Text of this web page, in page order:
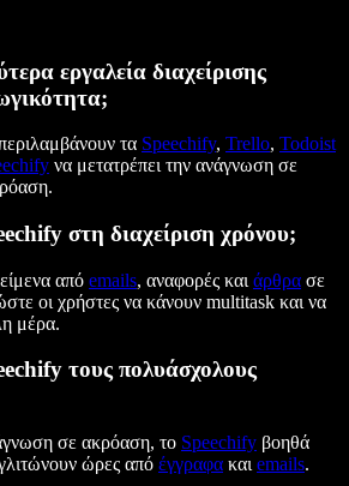
εργαλεία διαχείρισης
τα Speechify, Trello, Todoist
να μετατρέπει την ανάγνωση σε
στη διαχείριση χρόνου;
από emails, αναφορές και άρθρα σε
οι χρήστες να κάνουν multitask και να
μέρα.
τους πολυάσχολους
σε ακρόαση, το Speechify βοηθά
ώρες από έγγραφα και emails.